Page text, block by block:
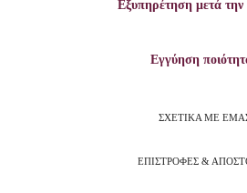
Εξυπηρέτηση μετά
Εγγύηση
ΣΧΕΤΙΚΑ ΜΕ
ΕΠΙΣΤΡΟΦΕΣ &